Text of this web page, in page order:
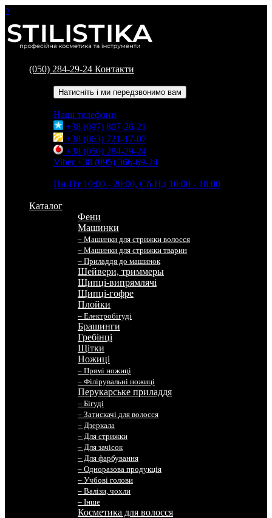
0
(050) 284-29-24 Контакти
Натисніть і ми передзвонимо вам
Наші телефони
+38 (097) 807-26-21
+38 (063) 721-17-07
+38 (050) 284-29-24
Viber +38 (095) 366-69-24
Пн-Пт 10:00 - 20:00, Сб-Нд 10:00 - 18:00
Каталог
Фени
Машинки
– Машинки для стрижки волосся
– Машинки для стрижки тварин
– Приладдя до машинок
Шейвери, триммеры
Щипці-випрямлячі
Щипці-гофре
Плойки
– Електробігуді
Брашинги
Гребінці
Щітки
Ножиці
– Прямі ножиці
– Філірувальні ножиці
Перукарське приладдя
– Бігуді
– Затискачі для волосся
– Дзеркала
– Для стрижки
– Для зачісок
– Для фарбування
– Одноразова продукція
– Учбові голови
– Валізи, чохли
– Інше
Косметика для волосся